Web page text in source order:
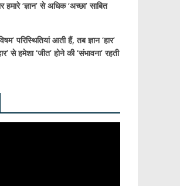
हमारे ‘ज्ञान’ से अधिक ‘अच्छा’ साबित
परिस्थितियां आती हैं,तब ज्ञान ‘हार’
से हमेशा ‘जीत’ होने की ‘संभावना’ रहती